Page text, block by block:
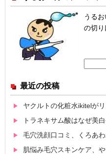
うる
の切り
最近の投稿
ヤクルトの化粧水ikitelが
トラネキサム酸はなぜ美
毛穴洗顔口コミ、くろあ
肌悩み毛穴スキンケア、